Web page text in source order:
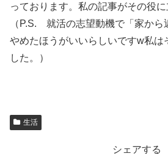
っております。私の記事がその役に
（P.S. 就活の志望動機で「家から
やめたほうがいいらしいですw私は
した。）
生活
シェアする